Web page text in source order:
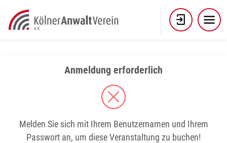
content
Anmeldung erforderlich
Melden Sie sich mit Ihrem Benutzernamen und Ihrem
Passwort an, um diese Veranstaltung zu buchen!